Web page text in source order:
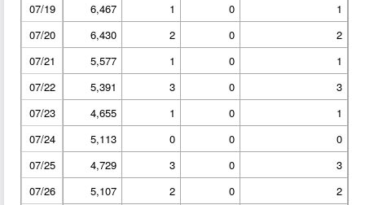
07/19
6,467 1 0
1
07/20
6,430 2 0
2
07/21
5,577 1 0
1
07/22
5,391 3 0
3
07/23
4,655 1 0
1
07/24
5,113 0 0
0
07/25
4,729 3 0
3
07/26
5,107 2 0 2